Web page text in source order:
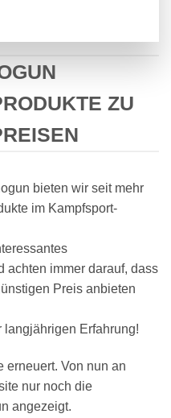
ZU
bieten wir seit mehr
im Kampfsport-
achten immer darauf, dass
Preis anbieten
langjährigen Erfahrung!
erneuert. Von nun an
nur noch die
angezeigt.